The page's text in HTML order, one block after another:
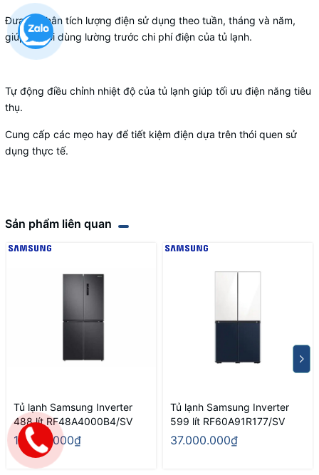
Đưa ra phân tích lượng điện sử dụng theo tuần, tháng và năm,
giúp người dùng lường trước chi phí điện của tủ lạnh.
Tự động điều chỉnh nhiệt độ của tủ lạnh giúp tối ưu điện năng tiêu
thụ.
Cung cấp các mẹo hay để tiết kiệm điện dựa trên thói quen sử
dụng thực tế.
Sản phẩm liên quan
Tủ lạnh Samsung Inverter
488 lít RF48A4000B4/SV
13.200.000₫
Tủ lạnh Samsung Inverter
599 lít RF60A91R177/SV
37.000.000₫